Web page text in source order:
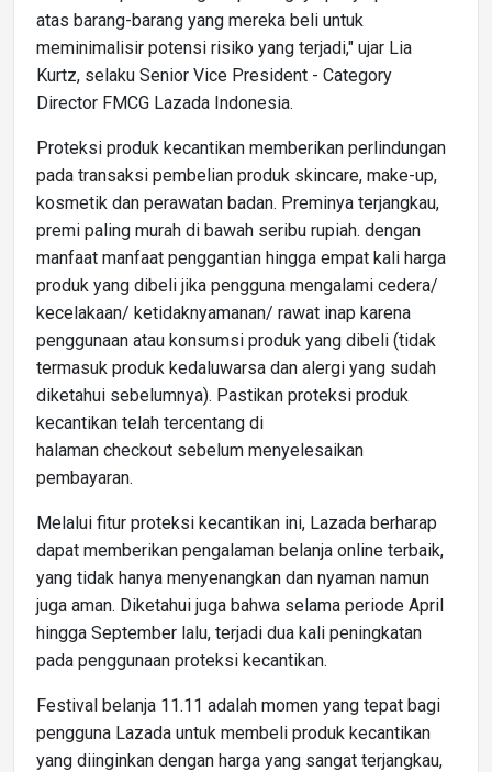
atas barang-barang yang mereka beli untuk
meminimalisir potensi risiko yang terjadi," ujar Lia
Kurtz, selaku Senior Vice President - Category
Director FMCG Lazada Indonesia.
Proteksi produk kecantikan memberikan perlindungan
pada transaksi pembelian produk skincare, make-up,
kosmetik dan perawatan badan. Preminya terjangkau,
premi paling murah di bawah seribu rupiah. dengan
manfaat manfaat penggantian hingga empat kali harga
produk yang dibeli jika pengguna mengalami cedera/
kecelakaan/ ketidaknyamanan/ rawat inap karena
penggunaan atau konsumsi produk yang dibeli (tidak
termasuk produk kedaluwarsa dan alergi yang sudah
diketahui sebelumnya). Pastikan proteksi produk
kecantikan telah tercentang di
halaman checkout sebelum menyelesaikan
pembayaran.
Melalui fitur proteksi kecantikan ini, Lazada berharap
dapat memberikan pengalaman belanja online terbaik,
yang tidak hanya menyenangkan dan nyaman namun
juga aman. Diketahui juga bahwa selama periode April
hingga September lalu, terjadi dua kali peningkatan
pada penggunaan proteksi kecantikan.
Festival belanja 11.11 adalah momen yang tepat bagi
pengguna Lazada untuk membeli produk kecantikan
yang diinginkan dengan harga yang sangat terjangkau,